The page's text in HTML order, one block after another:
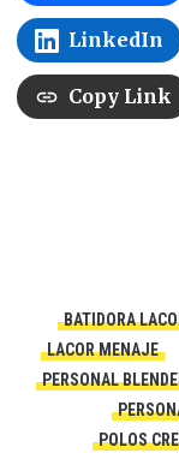
LinkedIn
Copy Link
BATIDORA
LACOR MENAJE
PERSONAL
POLOS